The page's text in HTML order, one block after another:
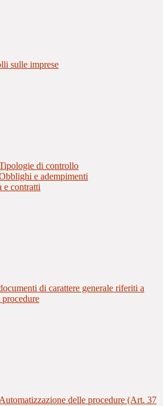
sulle imprese
di controllo
e adempimenti
e contratti
di carattere generale riferiti a
procedure
Automatizzazione delle procedure (Art. 37